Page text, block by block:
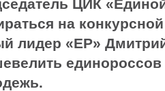
ЦИК
на
лидер «ЕР»